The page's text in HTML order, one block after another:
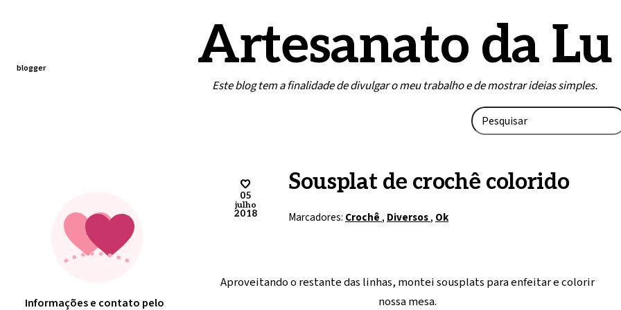
blogger Artesanato da Lu
Este blog tem a finalidade de divulgar o meu trabalho e de mostrar ideias simples.
Informações e contato pelo
Sousplat de crochê colorido
Marcadores: Crochê , Diversos, Ok
05
julho
2018
Aproveitando o restante das linhas, montei sousplats para enfeitar e colorir
nossa mesa.